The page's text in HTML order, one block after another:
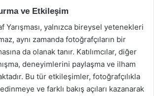
ve Etkileşim
Yarışması, yalnızca bireysel yetenekleri
aynı zamanda fotoğrafçıların bir
da olanak tanır. Katılımcılar, diğer
deneyimlerini paylaşma ve ilham
Bu tür etkileşimler, fotoğrafçılıkla
ve farklı bakış açıları kazanarak